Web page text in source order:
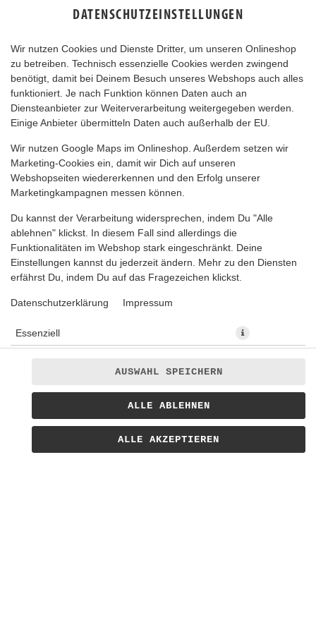
DATENSCHUTZEINSTELLUNGEN
Wir nutzen Cookies und Dienste Dritter, um unseren Onlineshop
zu betreiben. Technisch essenzielle Cookies werden zwingend
benötigt, damit bei Deinem Besuch unseres Webshops auch alles
funktioniert. Je nach Funktion können Daten auch an
Diensteanbieter zur Weiterverarbeitung weitergegeben werden.
Einige Anbieter übermitteln Daten auch außerhalb der EU.
Wir nutzen Google Maps im Onlineshop. Außerdem setzen wir
Marketing-Cookies ein, damit wir Dich auf unseren
Webshopseiten wiedererkennen und den Erfolg unserer
Marketingkampagnen messen können.
Du kannst der Verarbeitung widersprechen, indem Du "Alle
ablehnen" klickst. In diesem Fall sind allerdings die
Funktionalitäten im Webshop stark eingeschränkt. Deine
Einstellungen kannst du jederzeit ändern. Mehr zu den Diensten
erfährst Du, indem Du auf das Fragezeichen klickst.
Datenschutzerklärung Impressum
Essenziell
AUSWAHL SPEICHERN
ALLE ABLEHNEN
ALLE AKZEPTIEREN
LOADED BROWNIE *KINDER*
Unsere selbstgemachten Brownies mit Kinderiegel und
weißer Schokolade getoppt.
4,90 € *